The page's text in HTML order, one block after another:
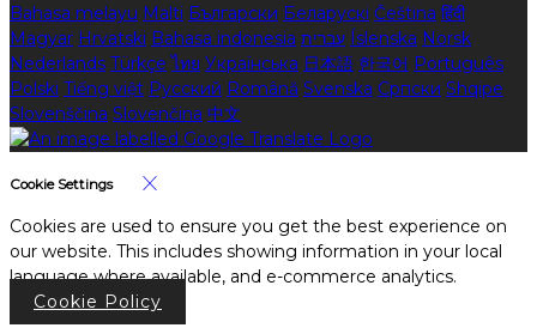
Bahasa melayu Malti Български Беларускі Čeština हिंदी
Magyar Hrvatski Bahasa indonesia עברית Íslenska Norsk
Nederlands Türkçe ไทย Українська 日本語 한국어 Português
Polski Tiếng việt Русский Română Svenska Српски Shqipe
Slovenščina Slovenčina 中文
Cookie Settings
Cookies are used to ensure you get the best experience on
our website. This includes showing information in your local
language where available, and e-commerce analytics.
Cookie Policy